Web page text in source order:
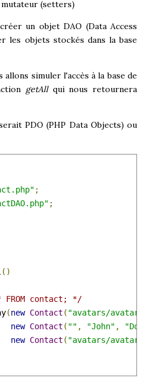
mutateur (setters)
un objet DAO (Data Access
les objets stockés dans la base
allons simuler l'accès à la base de
getAllqui nous retournera
PDO (PHP Data Objects) ou
;
;
()
FROM contact; */
(new Contact ( "avatars/
new Contact ( "" , "John" , "Doe"
new Contact ( "avatars/